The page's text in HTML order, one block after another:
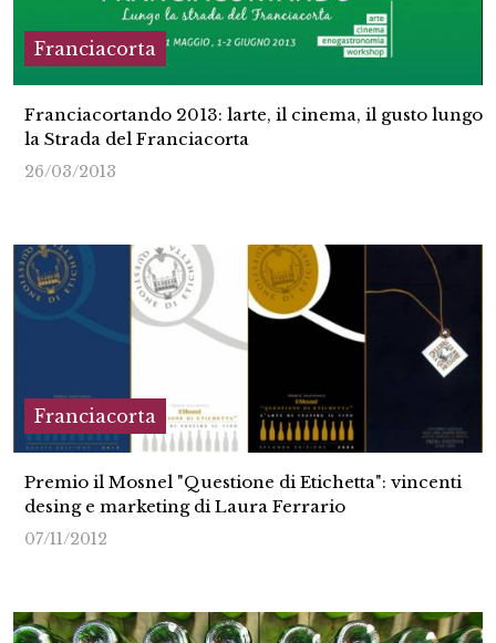
Franciacorta
Franciacortando 2013: larte, il cinema, il gusto lungo
la Strada del Franciacorta
26/03/2013
Franciacorta
Premio il Mosnel "Questione di Etichetta": vincenti
desing e marketing di Laura Ferrario
07/11/2012